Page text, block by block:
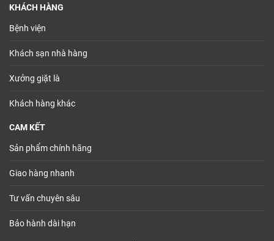
KHÁCH HÀNG
Bệnh viện
Khách sạn nhà hàng
Xưởng giặt là
Khách hàng khác
CAM KẾT
Sản phẩm chính hãng
Giao hàng nhanh
Tư vấn chuyên sâu
Bảo hành dài hạn